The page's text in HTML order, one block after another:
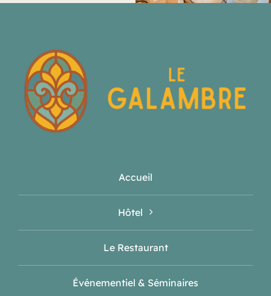
Accueil
Hôtel
Le Restaurant
Événementiel & Séminaires